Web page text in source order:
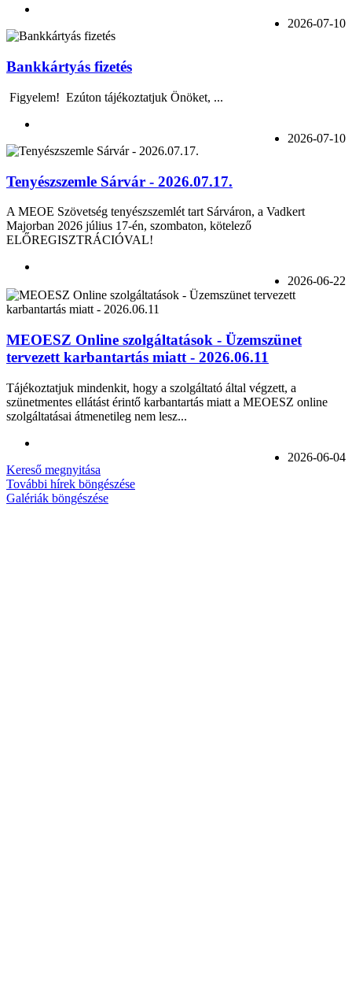
2026-07-10
Bankkártyás fizetés
Figyelem! Ezúton tájékoztatjuk Önöket, ...
2026-07-10
Tenyészszemle Sárvár - 2026.07.17.
A MEOE Szövetség tenyészszemlét tart Sárváron, a Vadkert
Majorban 2026 július 17-én, szombaton, kötelező
ELŐREGISZTRÁCIÓVAL!
2026-06-22
MEOESZ Online szolgáltatások - Üzemszünet
tervezett karbantartás miatt - 2026.06.11
Tájékoztatjuk mindenkit, hogy a szolgáltató által végzett, a
szünetmentes ellátást érintő karbantartás miatt a MEOESZ online
szolgáltatásai átmenetileg nem lesz...
2026-06-04
Kereső megnyitása
További hírek böngészése
Galériák böngészése